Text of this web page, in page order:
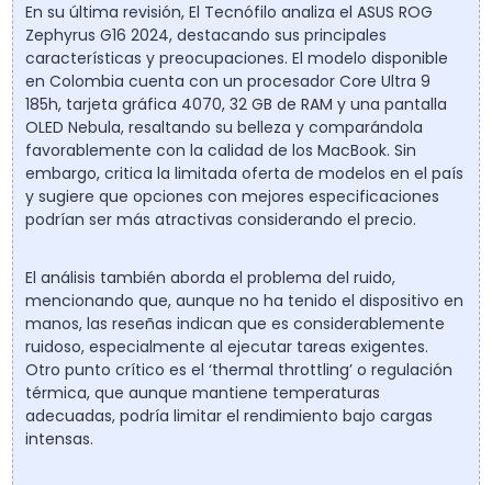
En su última revisión, El Tecnófilo analiza el ASUS ROG
Zephyrus G16 2024, destacando sus principales
características y preocupaciones. El modelo disponible
en Colombia cuenta con un procesador Core Ultra 9
185h, tarjeta gráfica 4070, 32 GB de RAM y una pantalla
OLED Nebula, resaltando su belleza y comparándola
favorablemente con la calidad de los MacBook. Sin
embargo, critica la limitada oferta de modelos en el país
y sugiere que opciones con mejores especificaciones
podrían ser más atractivas considerando el precio.
El análisis también aborda el problema del ruido,
mencionando que, aunque no ha tenido el dispositivo en
manos, las reseñas indican que es considerablemente
ruidoso, especialmente al ejecutar tareas exigentes.
Otro punto crítico es el ‘thermal throttling’ o regulación
térmica, que aunque mantiene temperaturas
adecuadas, podría limitar el rendimiento bajo cargas
intensas.